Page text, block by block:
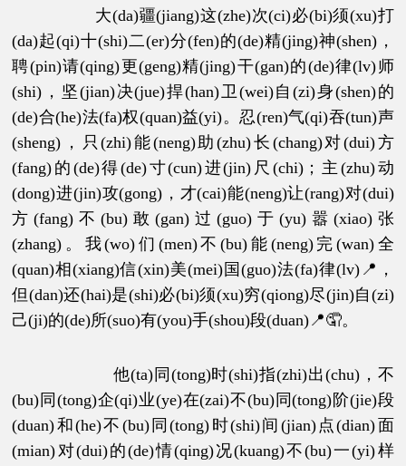
大(da)疆(jiang)这(zhe)次(ci)必(bi)须(xu)打
(da)起(qi)十(shi)二(er)分(fen)的(de)精(jing)神(shen)，
聘(pin)请(qing)更(geng)精(jing)干(gan)的(de)律(lv)师
(shi)，坚(jian)决(jue)捍(han)卫(wei)自(zi)身(shen)的
(de)合(he)法(fa)权(quan)益(yi)。忍(ren)气(qi)吞(tun)声
(sheng)，只(zhi)能(neng)助(zhu)长(chang)对(dui)方
(fang)的(de)得(de)寸(cun)进(jin)尺(chi)；主(zhu)动
(dong)进(jin)攻(gong)，才(cai)能(neng)让(rang)对(dui)
方(fang)不(bu)敢(gan)过(guo)于(yu)嚣(xiao)张
(zhang)。我(wo)们(men)不(bu)能(neng)完(wan)全
(quan)相(xiang)信(xin)美(mei)国(guo)法(fa)律(lv)📍，
但(dan)还(hai)是(shi)必(bi)须(xu)穷(qiong)尽(jin)自(zi)
己(ji)的(de)所(suo)有(you)手(shou)段(duan)📍🤦。
他(ta)同(tong)时(shi)指(zhi)出(chu)，不
(bu)同(tong)企(qi)业(ye)在(zai)不(bu)同(tong)阶(jie)段
(duan)和(he)不(bu)同(tong)时(shi)间(jian)点(dian)面
(mian)对(dui)的(de)情(qing)况(kuang)不(bu)一(yi)样